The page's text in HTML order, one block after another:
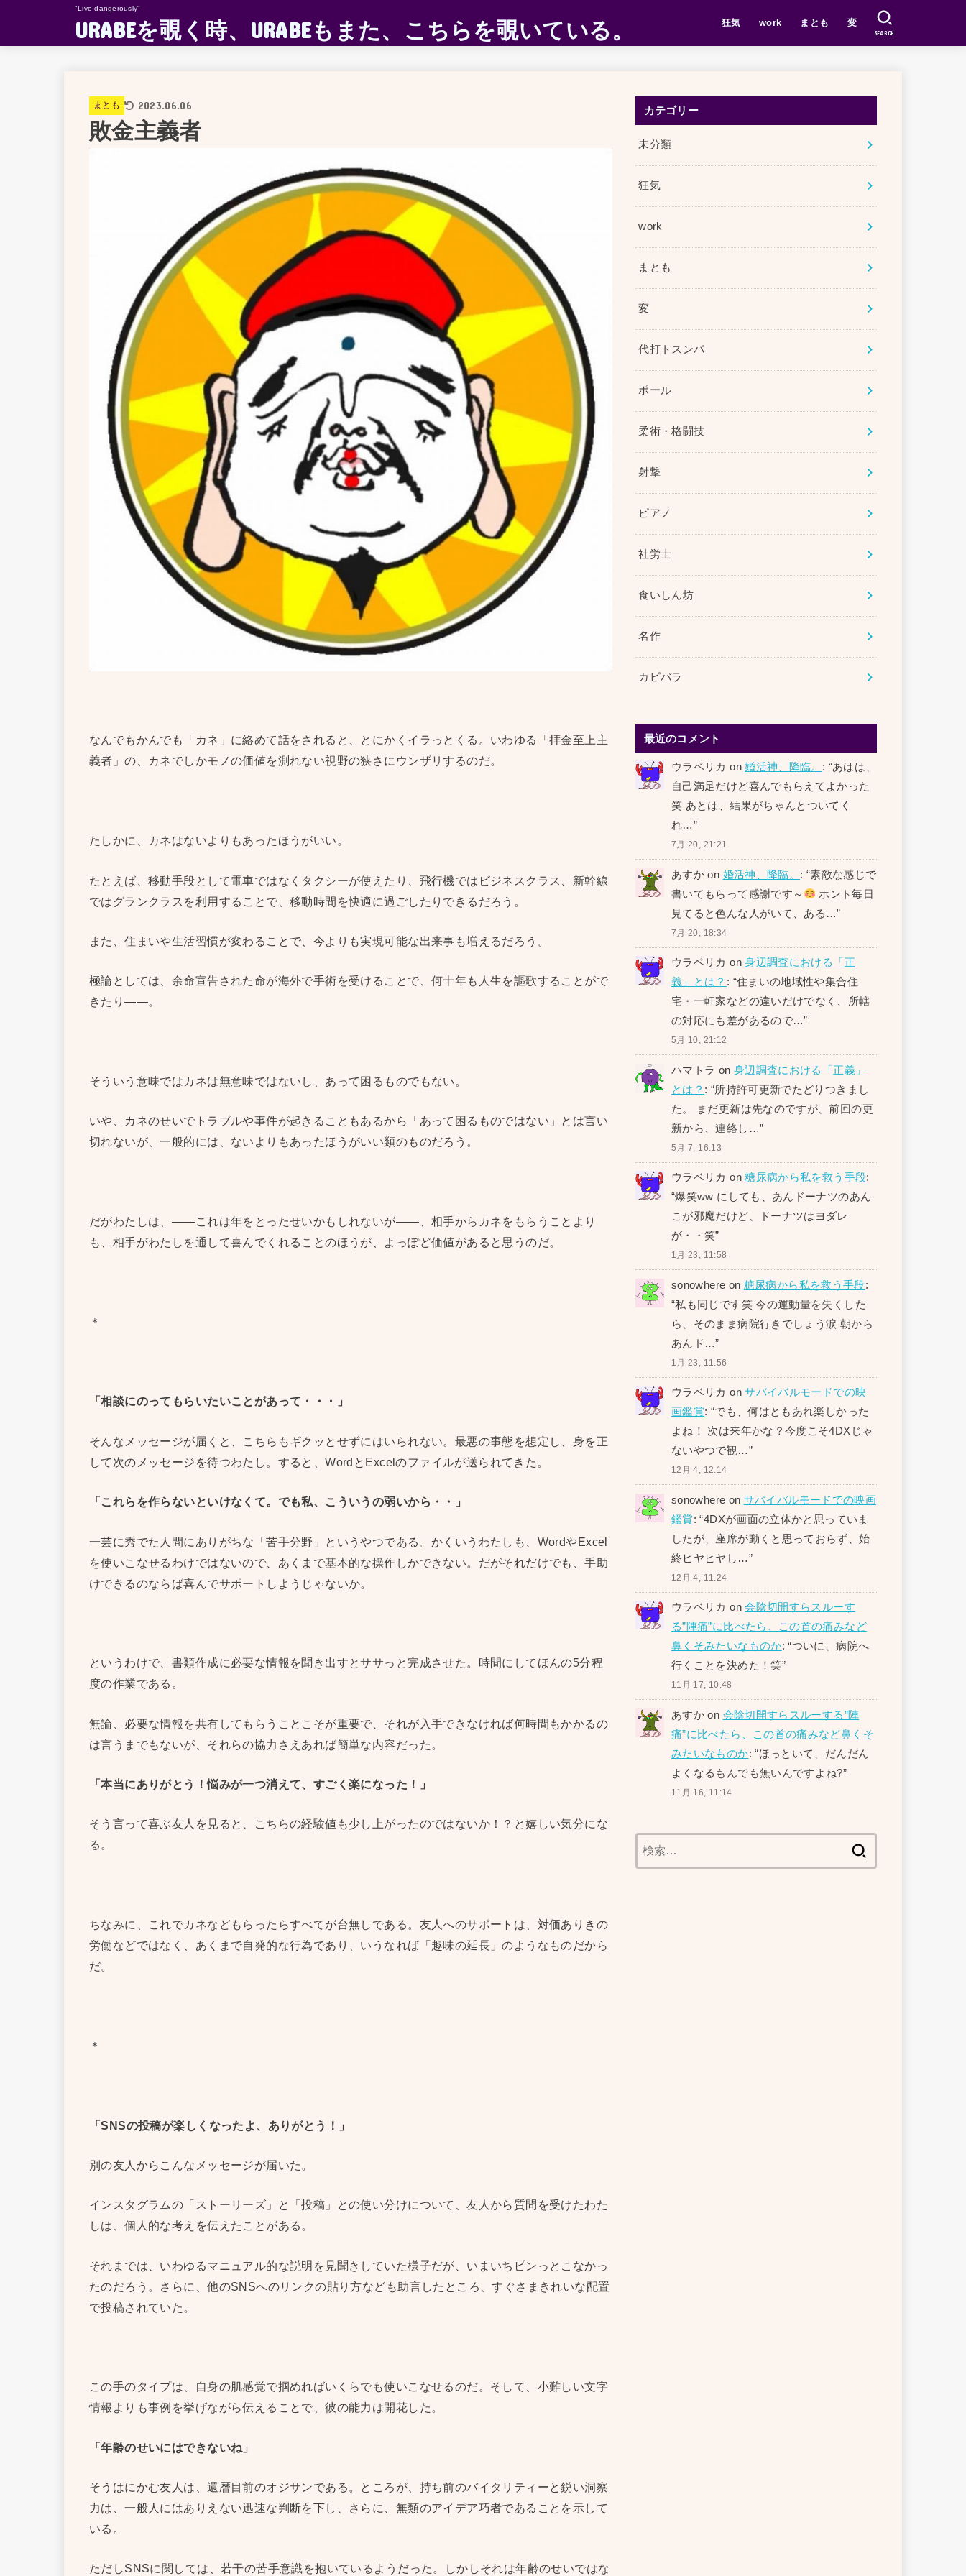
"Live dangerously"
URABEを覗く時、URABEもまた、こちらを覗いている。 狂気 work まとも 変
SEARCH
まとも 2023.06.06
敗金主義者
なんでもかんでも「カネ」に絡めて話をされると、とにかくイラっとくる。いわゆる「拝金至上主
義者」の、カネでしかモノの価値を測れない視野の狭さにウンザリするのだ。
たしかに、カネはないよりもあったほうがいい。
たとえば、移動手段として電車ではなくタクシーが使えたり、飛行機ではビジネスクラス、新幹線
ではグランクラスを利用することで、移動時間を快適に過ごしたりできるだろう。
また、住まいや生活習慣が変わることで、今よりも実現可能な出来事も増えるだろう。
極論としては、余命宣告された命が海外で手術を受けることで、何十年も人生を謳歌することがで
きたり――。
そういう意味ではカネは無意味ではないし、あって困るものでもない。
いや、カネのせいでトラブルや事件が起きることもあるから「あって困るものではない」とは言い
切れないが、一般的には、ないよりもあったほうがいい類のものだろう。
だがわたしは、――これは年をとったせいかもしれないが――、相手からカネをもらうことより
も、相手がわたしを通して喜んでくれることのほうが、よっぽど価値があると思うのだ。
＊
「相談にのってもらいたいことがあって・・・」
そんなメッセージが届くと、こちらもギクッとせずにはいられない。最悪の事態を想定し、身を正
して次のメッセージを待つわたし。すると、WordとExcelのファイルが送られてきた。
「これらを作らないといけなくて。でも私、こういうの弱いから・・」
一芸に秀でた人間にありがちな「苦手分野」というやつである。かくいうわたしも、WordやExcel
を使いこなせるわけではないので、あくまで基本的な操作しかできない。だがそれだけでも、手助
けできるのならば喜んでサポートしようじゃないか。
というわけで、書類作成に必要な情報を聞き出すとササっと完成させた。時間にしてほんの5分程
度の作業である。
無論、必要な情報を共有してもらうことこそが重要で、それが入手できなければ何時間もかかるの
は言うまでもないが、それらの協力さえあれば簡単な内容だった。
「本当にありがとう！悩みが一つ消えて、すごく楽になった！」
そう言って喜ぶ友人を見ると、こちらの経験値も少し上がったのではないか！？と嬉しい気分にな
る。
ちなみに、これでカネなどもらったらすべてが台無しである。友人へのサポートは、対価ありきの
労働などではなく、あくまで自発的な行為であり、いうなれば「趣味の延長」のようなものだから
だ。
＊
「SNSの投稿が楽しくなったよ、ありがとう！」
別の友人からこんなメッセージが届いた。
インスタグラムの「ストーリーズ」と「投稿」との使い分けについて、友人から質問を受けたわた
しは、個人的な考えを伝えたことがある。
それまでは、いわゆるマニュアル的な説明を見聞きしていた様子だが、いまいちピンっとこなかっ
たのだろう。さらに、他のSNSへのリンクの貼り方なども助言したところ、すぐさまきれいな配置
で投稿されていた。
この手のタイプは、自身の肌感覚で掴めればいくらでも使いこなせるのだ。そして、小難しい文字
情報よりも事例を挙げながら伝えることで、彼の能力は開花した。
「年齢のせいにはできないね」
そうはにかむ友人は、還暦目前のオジサンである。ところが、持ち前のバイタリティーと鋭い洞察
力は、一般人にはありえない迅速な判断を下し、さらに、無類のアイデア巧者であることを示して
いる。
ただしSNSに関しては、若干の苦手意識を抱いているようだった。しかしそれは年齢のせいではな
カテゴリー
未分類
狂気
work
まとも
変
代打トスンパ
ポール
柔術・格闘技
射撃
ピアノ
社労士
食いしん坊
名作
カピバラ
最近のコメント
ウラベリカ on婚活神、降臨。 : “あはは、
自己満足だけど喜んでもらえてよかった
笑 あとは、結果がちゃんとついてく
れ…”
7月 20, 21:21
あすか on 婚活神、降臨。 : “素敵な感じで
書いてもらって感謝です～
ホント毎日
見てると色んな人がいて、ある…”
7月 20, 18:34
ウラベリカ on身辺調査における「正
義」とは？ : “住まいの地域性や集合住
宅・一軒家などの違いだけでなく、所轄
の対応にも差があるので…”
5月 10, 21:12
ハマトラ on 身辺調査における「正義」
とは？ : “所持許可更新でたどりつきまし
た。 まだ更新は先なのですが、前回の更
新から、連絡し…”
5月 7, 16:13
ウラベリカ on糖尿病から私を救う手段:
“爆笑ww にしても、あんドーナツのあん
こが邪魔だけど、ドーナツはヨダレ
が・・笑”
1月 23, 11:58
sonowhere on 糖尿病から私を救う手段:
“私も同じです笑 今の運動量を失くした
ら、そのまま病院行きでしょう涙 朝から
あんド…”
1月 23, 11:56
ウラベリカ onサバイバルモードでの映
画鑑賞: “でも、何はともあれ楽しかった
よね！ 次は来年かな？今度こそ4DXじゃ
ないやつで観…”
12月 4, 12:14
sonowhere on サバイバルモードでの映画
鑑賞: “4DXが画面の立体かと思っていま
したが、座席が動くと思っておらず、始
終ヒヤヒヤし…”
12月 4, 11:24
ウラベリカ on会陰切開すらスルーす
る”陣痛”に比べたら、この首の痛みなど
鼻くそみたいなものか: “ついに、病院へ
行くことを決めた！笑”
11月 17, 10:48
あすか on 会陰切開すらスルーする”陣
痛”に比べたら、この首の痛みなど鼻くそ
みたいなものか: “ほっといて、だんだん
よくなるもんでも無いんですよね?”
11月 16, 11:14